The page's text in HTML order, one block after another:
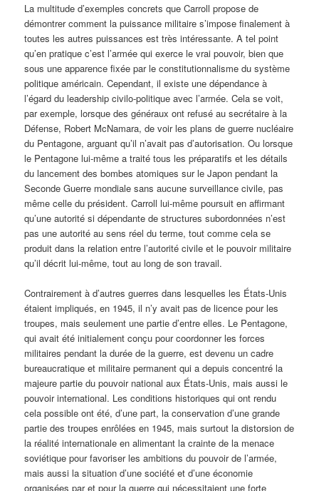
La multitude d’exemples concrets que Carroll propose de
démontrer comment la puissance militaire s’impose finalement à
toutes les autres puissances est très intéressante. A tel point
qu’en pratique c’est l’armée qui exerce le vrai pouvoir, bien que
sous une apparence fixée par le constitutionnalisme du système
politique américain. Cependant, il existe une dépendance à
l’égard du leadership civilo-politique avec l’armée. Cela se voit,
par exemple, lorsque des généraux ont refusé au secrétaire à la
Défense, Robert McNamara, de voir les plans de guerre nucléaire
du Pentagone, arguant qu’il n’avait pas d’autorisation. Ou lorsque
le Pentagone lui-même a traité tous les préparatifs et les détails
du lancement des bombes atomiques sur le Japon pendant la
Seconde Guerre mondiale sans aucune surveillance civile, pas
même celle du président. Carroll lui-même poursuit en affirmant
qu’une autorité si dépendante de structures subordonnées n’est
pas une autorité au sens réel du terme, tout comme cela se
produit dans la relation entre l’autorité civile et le pouvoir militaire
qu’il décrit lui-même, tout au long de son travail.
Contrairement à d’autres guerres dans lesquelles les États-Unis
étaient impliqués, en 1945, il n’y avait pas de licence pour les
troupes, mais seulement une partie d’entre elles. Le Pentagone,
qui avait été initialement conçu pour coordonner les forces
militaires pendant la durée de la guerre, est devenu un cadre
bureaucratique et militaire permanent qui a depuis concentré la
majeure partie du pouvoir national aux États-Unis, mais aussi le
pouvoir international. Les conditions historiques qui ont rendu
cela possible ont été, d’une part, la conservation d’une grande
partie des troupes enrôlées en 1945, mais surtout la distorsion de
la réalité internationale en alimentant la crainte de la menace
soviétique pour favoriser les ambitions du pouvoir de l’armée,
mais aussi la situation d’une société et d’une économie
organisées par et pour la guerre qui nécessitaient une forte